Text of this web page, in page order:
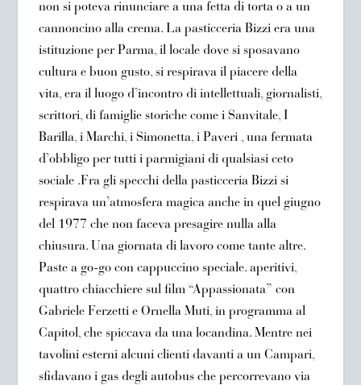
non si poteva rinunciare a una fetta di torta o a un
cannoncino alla crema. La pasticceria Bizzi era una
istituzione per Parma, il locale dove si sposavano
cultura e buon gusto, si respirava il piacere della
vita, era il luogo d’incontro di intellettuali, giornalisti,
scrittori, di famiglie storiche come i Sanvitale, I
Barilla, i Marchi, i Simonetta, i Paveri , una fermata
d’obbligo per tutti i parmigiani di qualsiasi ceto
sociale .Fra gli specchi della pasticceria Bizzi si
respirava un’atmosfera magica anche in quel giugno
del 1977 che non faceva presagire nulla alla
chiusura. Una giornata di lavoro come tante altre.
Paste a go-go con cappuccino speciale. aperitivi,
quattro chiacchiere sul film “Appassionata” con
Gabriele Ferzetti e Ornella Muti, in programma al
Capitol, che spiccava da una locandina. Mentre nei
tavolini esterni alcuni clienti davanti a un Campari,
sfidavano i gas degli autobus che percorrevano via